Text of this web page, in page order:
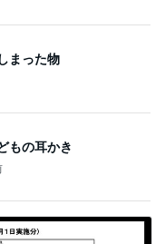
まった物
もの耳かき